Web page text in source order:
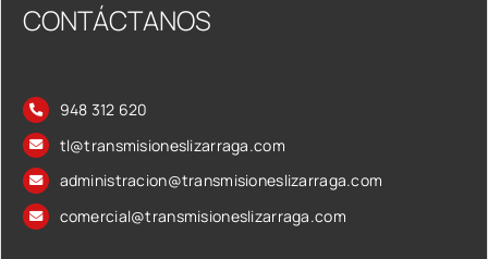
CONTÁCTANOS
948 312 620
tl@transmisioneslizarraga.com
administracion@transmisioneslizarraga.com
comercial@transmisioneslizarraga.com